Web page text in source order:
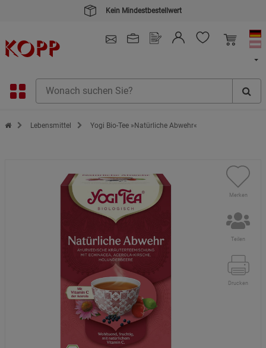
Kein Mindestbestellwert
Zur Startseite des Kopp Verlag Online-Shop
Lebensmittel Yogi Bio-Tee »Natürliche Abwehr«
Merken
Teilen
Drucken